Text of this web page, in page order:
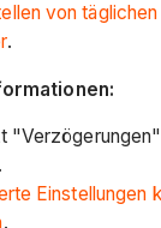
von
.
Einstellungen
.